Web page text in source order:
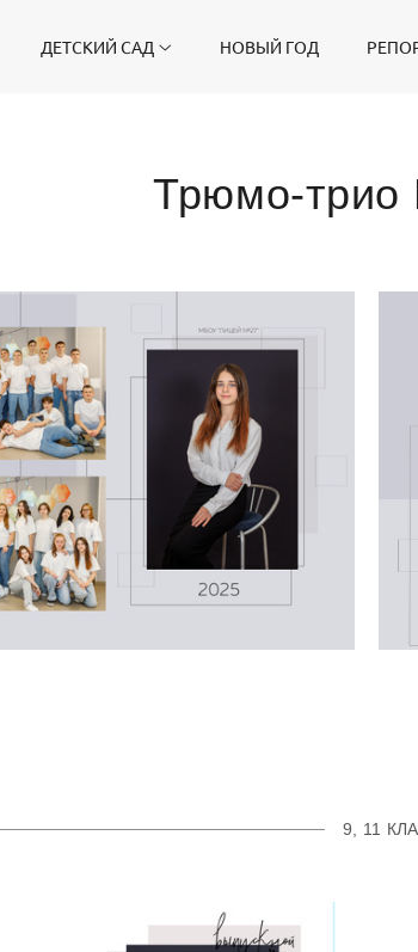
ДЕТСКИЙ САД НОВЫЙ ГОД
Трюмо-трио
9, 11